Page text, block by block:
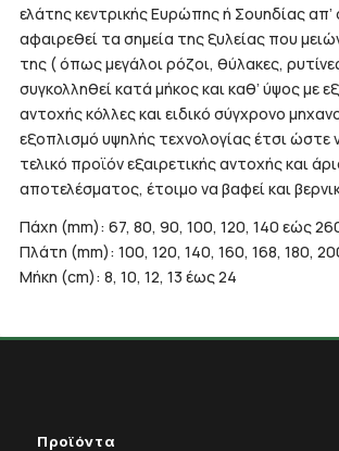
ελάτης κεντρικής Ευρώπης ή Σουηδίας
αφαιρεθεί τα σημεία της ξυλείας που
της ( όπως μεγάλοι ρόζοι, θύλακες,
συγκολληθεί κατά μήκος και καθ’ ύψος με
αντοχής κόλλες και ειδικό σύγχρονο
εξοπλισμό υψηλής τεχνολογίας έτσι ώστε
τελικό προϊόν εξαιρετικής αντοχής και
αποτελέσματος, έτοιμο να βαφεί και
Πάχη (mm): 67, 80, 90, 100, 120, 140 εώς
Πλάτη (mm): 100, 120, 140, 160, 168, 180,
Μήκη (cm): 8, 10, 12, 13 έως 24
Προϊόντα